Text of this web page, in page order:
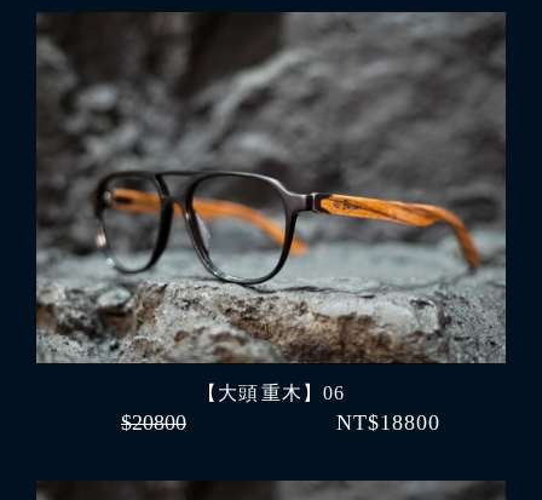
【大頭 重木】06
$20800 NT$18800